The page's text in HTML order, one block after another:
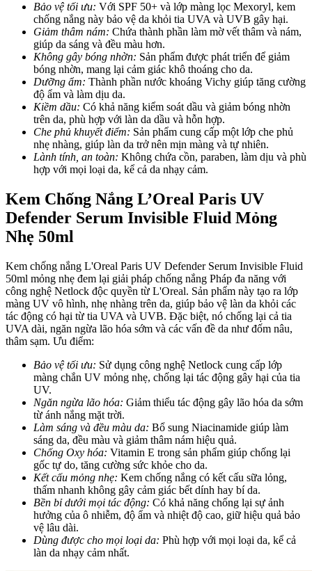
Bảo vệ tối ưu: Với SPF 50+ và lớp màng lọc Mexoryl, kem
chống nắng này bảo vệ da khỏi tia UVA và UVB gây hại.
Giảm thâm nám: Chứa thành phần làm mờ vết thâm và nám,
giúp da sáng và đều màu hơn.
Không gây bóng nhờn: Sản phẩm được phát triển để giảm
bóng nhờn, mang lại cảm giác khô thoáng cho da.
Dưỡng ẩm: Thành phần nước khoáng Vichy giúp tăng cường
độ ẩm và làm dịu da.
Kiềm dầu: Có khả năng kiểm soát dầu và giảm bóng nhờn
trên da, phù hợp với làn da dầu và hỗn hợp.
Che phủ khuyết điểm: Sản phẩm cung cấp một lớp che phủ
nhẹ nhàng, giúp làn da trở nên mịn màng và tự nhiên.
Lành tính, an toàn: Không chứa cồn, paraben, làm dịu và phù
hợp với mọi loại da, kể cả da nhạy cảm.
Kem Chống Nắng L’Oreal Paris UV
Defender Serum Invisible Fluid Mỏng
Nhẹ 50ml
Kem chống nắng L'Oreal Paris UV Defender Serum Invisible Fluid
50ml mỏng nhẹ đem lại giải pháp chống nắng Pháp đa năng với
công nghệ Netlock độc quyền từ L'Oreal. Sản phẩm này tạo ra lớp
màng UV vô hình, nhẹ nhàng trên da, giúp bảo vệ làn da khỏi các
tác động có hại từ tia UVA và UVB. Đặc biệt, nó chống lại cả tia
UVA dài, ngăn ngừa lão hóa sớm và các vấn đề da như đốm nâu,
thâm sạm. Ưu điểm:
Bảo vệ tối ưu: Sử dụng công nghệ Netlock cung cấp lớp
màng chắn UV mỏng nhẹ, chống lại tác động gây hại của tia
UV.
Ngăn ngừa lão hóa: Giảm thiểu tác động gây lão hóa da sớm
từ ánh nắng mặt trời.
Làm sáng và đều màu da: Bổ sung Niacinamide giúp làm
sáng da, đều màu và giảm thâm nám hiệu quả.
Chống Oxy hóa: Vitamin E trong sản phẩm giúp chống lại
gốc tự do, tăng cường sức khỏe cho da.
Kết cấu mỏng nhẹ: Kem chống nắng có kết cấu sữa lỏng,
thấm nhanh không gây cảm giác bết dính hay bí da.
Bền bỉ dưới mọi tác động: Có khả năng chống lại sự ảnh
hưởng của ô nhiễm, độ ẩm và nhiệt độ cao, giữ hiệu quả bảo
vệ lâu dài.
Dùng được cho mọi loại da: Phù hợp với mọi loại da, kể cả
làn da nhạy cảm nhất.